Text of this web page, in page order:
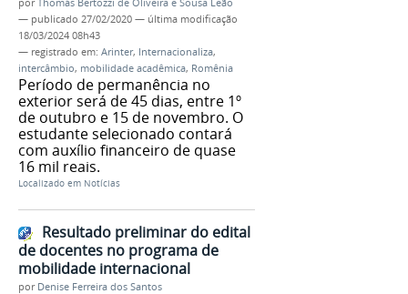
porThomás Bertozzi de Oliveira e Sousa Leão
— publicado 27/02/2020 — última modificação
18/03/2024 08h43
— registrado em: Arinter, Internacionaliza,
intercâmbio, mobilidade acadêmica, Romênia
Período de permanência no
exterior será de 45 dias, entre 1º
de outubro e 15 de novembro. O
estudante selecionado contará
com auxílio financeiro de quase
16 mil reais.
Localizado em Notícias
Resultado preliminar do edital
de docentes no programa de
mobilidade internacional
por Denise Ferreira dos Santos